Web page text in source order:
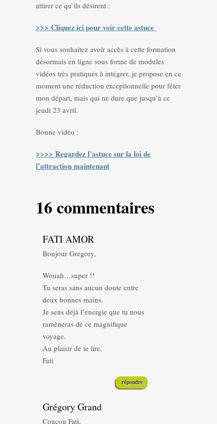
attirer ce qu’ils désirent :
>>> Cliquez ici pour voir cette astuce
Si vous souhaitez avoir accès à cette formation
désormais en ligne sous forme de modules
vidéos très pratiques à intégrer, je propose en ce
moment une réduction exceptionnelle pour fêter
mon départ, mais qui ne dure que jusqu’à ce
jeudi 23 avril.
Bonne vidéo :
>>>> Regardez l’astuce sur la loi de
l’attraction maintenant
16 commentaires
FATI AMOR
Bonjour Gregory,
Wouah…super !!
Tu seras sans aucun doute entre
deux bonnes mains.
Je sens déjà l’énergie que tu nous
ramèneras de ce magnifique
voyage.
Au plaisir de te lire,
Fati
répondre
Grégory Grand
Coucou Fati,